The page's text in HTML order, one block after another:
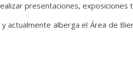
presentaciones, exposiciones
alberga el Área de